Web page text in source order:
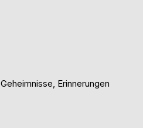
Erinnerungen